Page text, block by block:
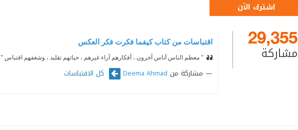
اشترك الآن
29,355
مشاركة
اقتباسات من كتاب كيفما فكرت فكر العكس
" معظم الناس أناس آخرون ، أفكارهم آراء غيرهم ، حياتهم تقليد ، وشغفهم اقتباس "
مشاركة من Deema Ahmad كل الاقتباسات